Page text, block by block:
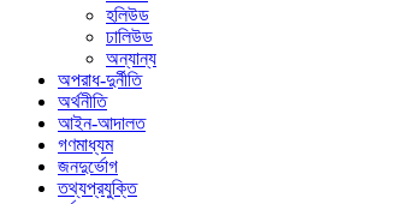
হলিউড
ঢালিউড
অন্যান্য
অপরাধ-দুর্নীতি
অর্থনীতি
আইন-আদালত
গণমাধ্যম
জনদুর্ভোগ
তথ্যপ্রযুক্তি